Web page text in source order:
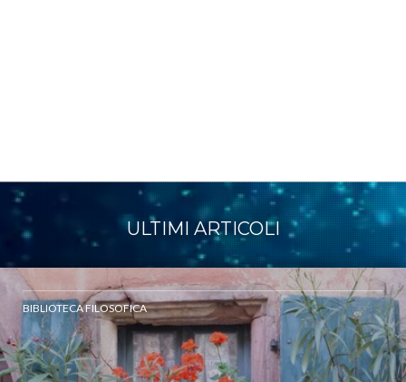
ULTIMI ARTICOLI
BIBLIOTECA FILOSOFICA